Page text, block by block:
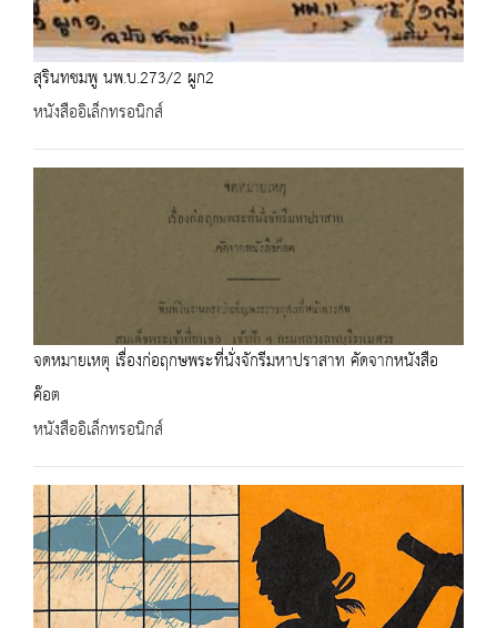
สุรินทชมพู นพ.บ.273/2 ผูก2
หนังสืออิเล็กทรอนิกส์
จดหมายเหตุ เรื่องก่อฤกษพระที่นั่งจักรีมหาปราสาท คัดจากหนังสือ
ค๊อต
หนังสืออิเล็กทรอนิกส์